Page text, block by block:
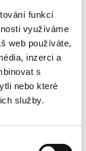
funkcí
využíváme
web používáte,
inzerci a
s
nebo které
služby.
NĚMECKO;
registru;